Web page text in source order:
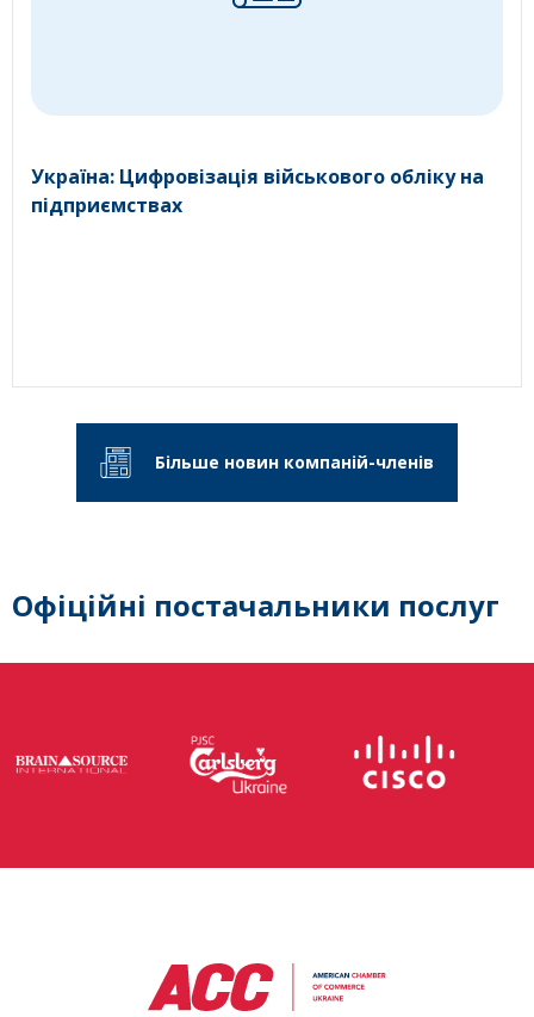
Україна: Цифровізація військового обліку на
підприємствах
Більше новин компаній-членів
Офіційні постачальники послуг